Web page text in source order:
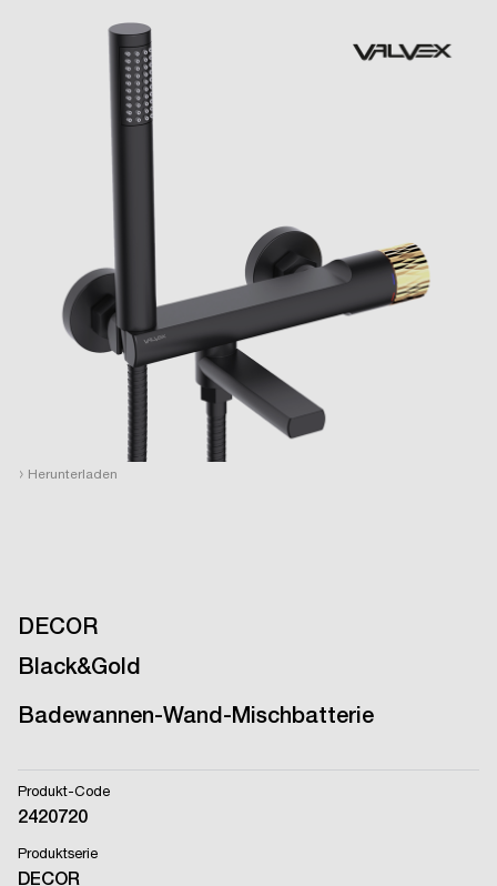
› Herunterladen
DECOR
Black&Gold
Badewannen-Wand-Mischbatterie
Produkt-Code
2420720
Produktserie
DECOR